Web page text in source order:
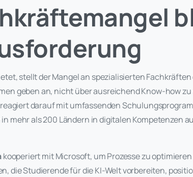
stellt der Mangel an spezialisierten
geben an, nicht über ausreichend Know-how
darauf mit umfassenden
mehr als 200 Ländern in digitalen Kompetenzen
kooperiert mit Microsoft, um Prozesse zu
die Studierende für die KI-Welt vorbereiten,